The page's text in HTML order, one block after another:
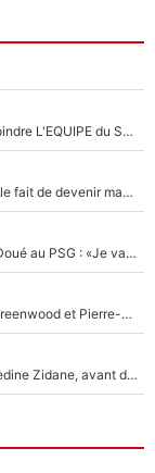
Raymond Domenech a posé ses conditions pour rejoindre L'EQUIPE du Soir : Il refuse de faire l'émission avec un autre chroniqueur !
«C’est l'une des choses qui me fait le plus peur dans le fait de devenir maman» : En couple avec Antoine Dupont, Iris Mittenaere s'inquiète déjà pour ses futurs enfants !
Le transfert de Maghnes Akliouche menace Désiré Doué au PSG : «Je valide à 200%»
«La porte est ouverte pour tout le monde» : Mason Greenwood et Pierre-Emerick Aubameyang ont quitté l'OM, Amine Gouiri balance sur la suite du mercato et sur la réaction du vestiaire !
«Ça pue du c*l» : Quand Yannick Noah a clashé Zinedine Zidane, avant de se faire recadrer par le nouveau sélectionneur de l'équipe de France !